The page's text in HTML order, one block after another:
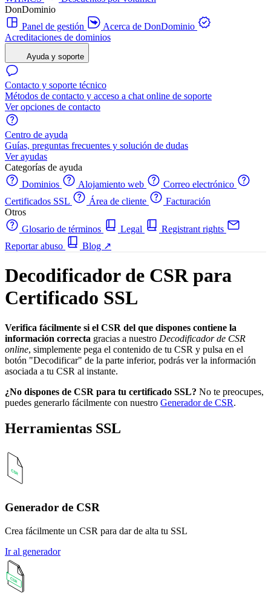
DonDominio
Panel de gestión
Acerca de DonDominio
Acreditaciones de dominios
Ayuda y soporte
Contacto y soporte técnico
Métodos de contacto y acceso a chat online de soporte
Ver opciones de contacto
Centro de ayuda
Guías, preguntas frecuentes y solución de dudas
Ver ayudas
Categorías de ayuda
Dominios
Alojamiento web
Correo electrónico
Certificados SSL
Área de cliente
Facturación
Otros
Glosario de términos
Legal
Registrant rights
Reportar abuso
Blog ↗
Decodificador de CSR para
Certificado SSL
Verifica fácilmente si el CSR del que dispones contiene la
información correcta gracias a nuestro Decodificador de CSR
online, simplemente pega el contenido de tu CSR y pulsa en el
botón "Decodificar" de la parte inferior, podrás ver la información
asociada a tu CSR al instante.
¿No dispones de CSR para tu certificado SSL? No te preocupes,
puedes generarlo fácilmente con nuestro Generador de CSR.
Herramientas SSL
Generador de CSR
Crea fácilmente un CSR para dar de alta tu SSL
Ir al generador